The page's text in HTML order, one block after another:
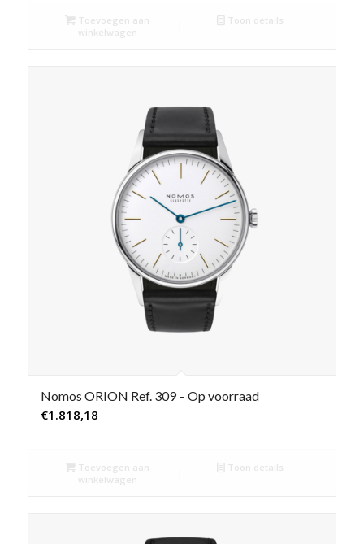
Toevoegen aan
winkelwagen
Toon details
Nomos ORION Ref. 309 – Op voorraad
€1.818,18
Toevoegen aan
winkelwagen
Toon details